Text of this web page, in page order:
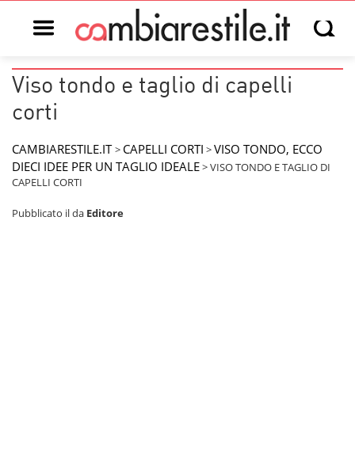
Open main menu Open
Viso tondo e taglio di capelli
corti
CAMBIARESTILE.IT > CAPELLI CORTI >VISO TONDO, ECCO
DIECI IDEE PER UN TAGLIO IDEALE>VISO TONDO E TAGLIO DI
CAPELLI CORTI
Pubblicato ilda Editore